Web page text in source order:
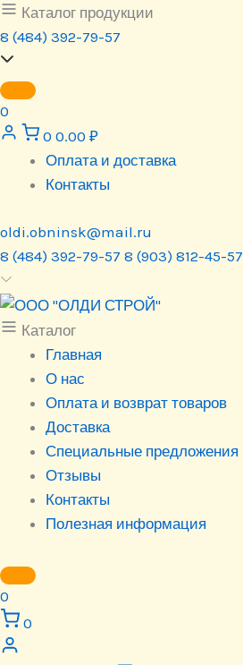
Перейти
к
содержимому
Каталог продукции
8 (484) 392-79-57
0
0 0.00 ₽
Оплата и доставка
Контакты
oldi.obninsk@mail.ru
8 (484) 392-79-57 8 (903) 812-45-57
Каталог
Главная
О нас
Оплата и возврат товаров
Доставка
Специальные предложения
Отзывы
Контакты
Полезная информация
0
0